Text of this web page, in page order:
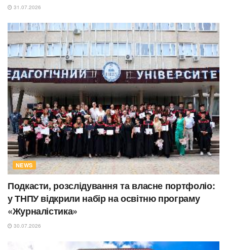
31.07.2026
NEWS
Подкасти, розслідування та власне портфоліо:
у ТНПУ відкрили набір на освітню програму
«Журналістика»
30.07.2026